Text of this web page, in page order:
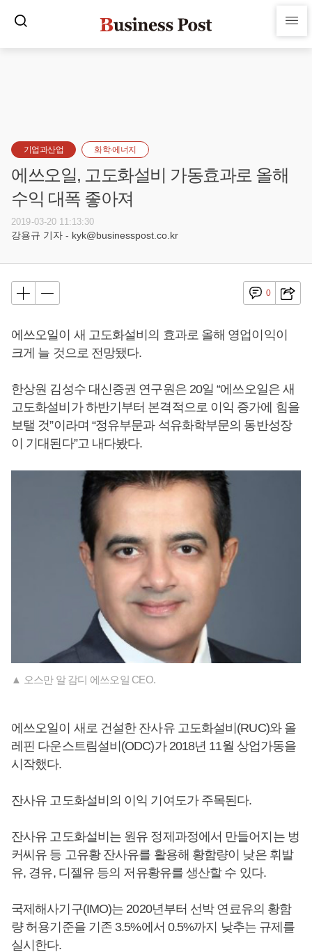
기업과산업 화학·에너지
에쓰오일, 고도화설비 가동효과로 올해
수익 대폭 좋아져
2019-03-20 11:13:30
강용규 기자 - kyk@businesspost.co.kr
0
에쓰오일이 새 고도화설비의 효과로 올해 영업이익이
크게 늘 것으로 전망됐다.
한상원 김성수 대신증권 연구원은 20일 “에쓰오일은 새
고도화설비가 하반기부터 본격적으로 이익 증가에 힘을
보탤 것”이라며 “정유부문과 석유화학부문의 동반성장
이 기대된다”고 내다봤다.
▲ 오스만 알 감디 에쓰오일 CEO.
에쓰오일이 새로 건설한 잔사유 고도화설비(RUC)와 올
레핀 다운스트림설비(ODC)가 2018년 11월 상업가동을
시작했다.
잔사유 고도화설비의 이익 기여도가 주목된다.
잔사유 고도화설비는 원유 정제과정에서 만들어지는 벙
커씨유 등 고유황 잔사유를 활용해 황함량이 낮은 휘발
유, 경유, 디젤유 등의 저유황유를 생산할 수 있다.
국제해사기구(IMO)는 2020년부터 선박 연료유의 황함
량 허용기준을 기존 3.5%에서 0.5%까지 낮추는 규제를
실시한다.